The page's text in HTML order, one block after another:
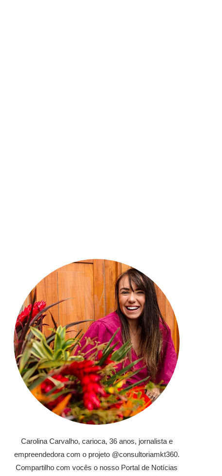
Carolina Carvalho, carioca, 36 anos, jornalista e
empreendedora com o projeto @consultoriamkt360.
Compartilho com vocês o nosso Portal de Notícias